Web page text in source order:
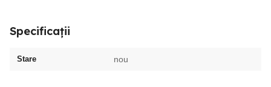
Specificații
Stare nou